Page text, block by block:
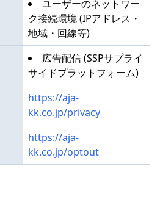
ユーザーのネットワー
ク接続環境 (IPアドレス・
地域・回線等)
広告配信 (SSPサプライ
サイドプラットフォーム)
https://aja-
kk.co.jp/privacy
https://aja-
kk.co.jp/optout